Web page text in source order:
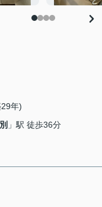
年)
」駅 徒歩36分